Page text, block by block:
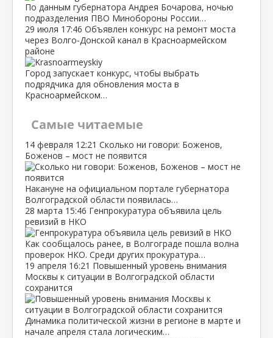
По данным губернатора Андрея Бочарова, ночью
подразделения ПВО Минобороны России…
29 июля 17:46 Объявлен конкурс на ремонт моста
через Волго‑Донской канал в Красноармейском
районе
Город запускает конкурс, чтобы выбрать
подрядчика для обновления моста в
Красноармейском…
Самые читаемые
14 февраля 12:21 Сколько ни говори: Боженов,
Боженов – мост не появится
Накануне на официальном портале губернатора
Волгоградской области появилась…
28 марта 15:46 Генпрокуратура объявила цель
ревизий в НКО
Как сообщалось ранее, в Волгограде пошла волна
проверок НКО. Среди других прокуратура…
19 апреля 16:21 Повышенный уровень внимания
Москвы к ситуации в Волгоградской области
сохранится
Динамика политической жизни в регионе в марте и
начале апреля стала логическим…